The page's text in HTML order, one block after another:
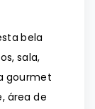
bela
sala,
gourmet
área de